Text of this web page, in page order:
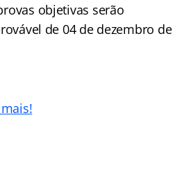
objetivas serão
de 04 de dezembro de